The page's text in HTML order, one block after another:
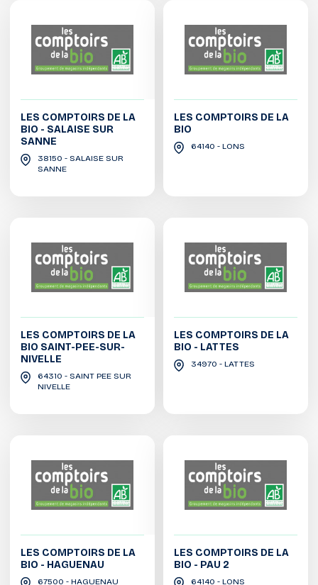
LES COMPTOIRS DE LA
BIO - SALAISE SUR
SANNE
38150 - SALAISE SUR
SANNE
LES COMPTOIRS DE LA
BIO
64140 - LONS
LES COMPTOIRS DE LA
BIO SAINT-PEE-SUR-
NIVELLE
64310 - SAINT PEE SUR
NIVELLE
LES COMPTOIRS DE LA
BIO - LATTES
34970 - LATTES
LES COMPTOIRS DE LA
BIO - HAGUENAU
67500 - HAGUENAU
LES COMPTOIRS DE LA
BIO - PAU 2
64140 - LONS